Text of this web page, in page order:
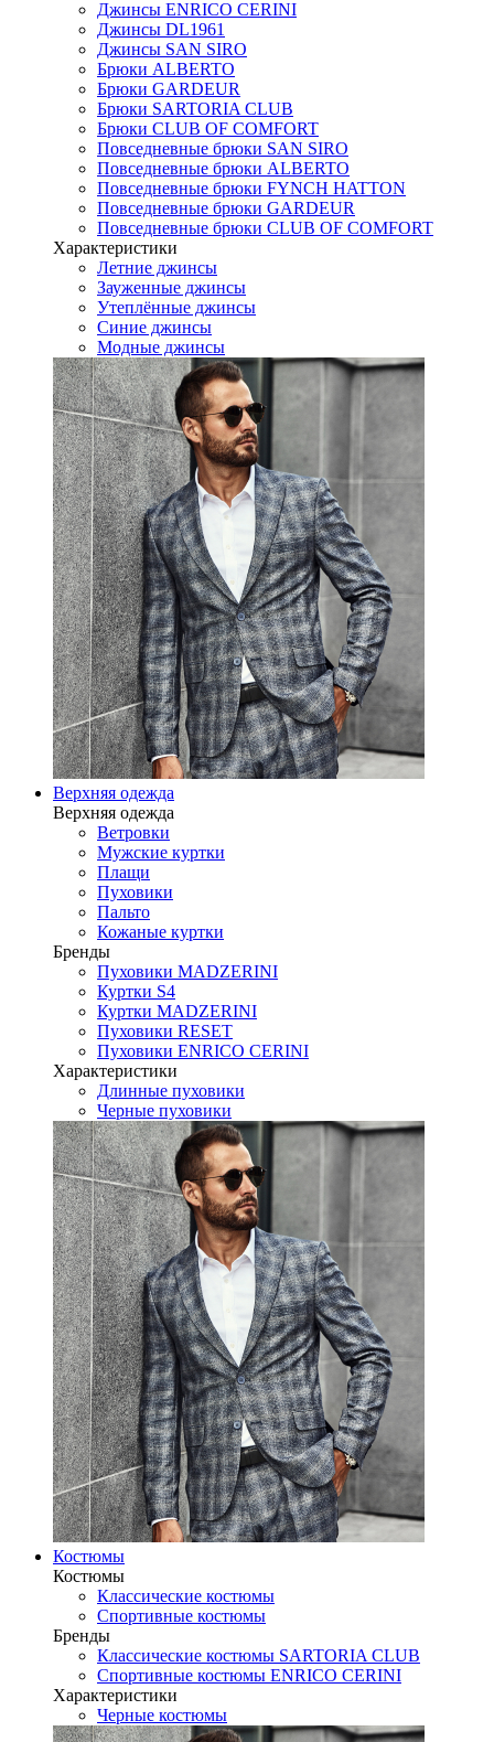
Джинсы ENRICO CERINI
Джинсы DL1961
Джинсы SAN SIRO
Брюки ALBERTO
Брюки GARDEUR
Брюки SARTORIA CLUB
Брюки CLUB OF COMFORT
Повседневные брюки SAN SIRO
Повседневные брюки ALBERTO
Повседневные брюки FYNCH HATTON
Повседневные брюки GARDEUR
Повседневные брюки CLUB OF COMFORT
Характеристики
Летние джинсы
Зауженные джинсы
Утеплённые джинсы
Синие джинсы
Модные джинсы
Верхняя одежда
Верхняя одежда
Ветровки
Мужские куртки
Плащи
Пуховики
Пальто
Кожаные куртки
Бренды
Пуховики MADZERINI
Куртки S4
Куртки MADZERINI
Пуховики RESET
Пуховики ENRICO CERINI
Характеристики
Длинные пуховики
Черные пуховики
Костюмы
Костюмы
Классические костюмы
Спортивные костюмы
Бренды
Классические костюмы SARTORIA CLUB
Спортивные костюмы ENRICO CERINI
Характеристики
Черные костюмы